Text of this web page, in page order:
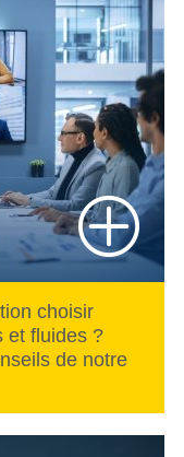
choisir
et fluides ?
de notre